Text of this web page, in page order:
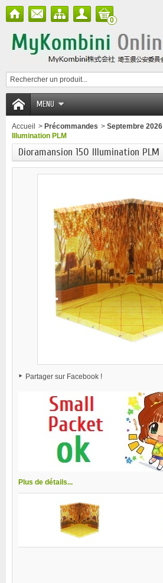
0
MENU
Accueil > Précommandes > Septembre 2026
Illumination PLM
Dioramansion 150 Illumination PLM
Partager sur Facebook !
Plus de détails...